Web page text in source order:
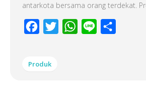
antarkota bersama orang terdekat.
Facebook
Twitter WhatsApp
Line
Produk